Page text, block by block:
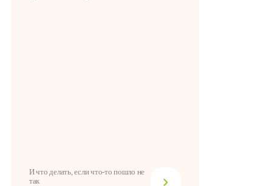
И что делать, если что-то пошло не
так